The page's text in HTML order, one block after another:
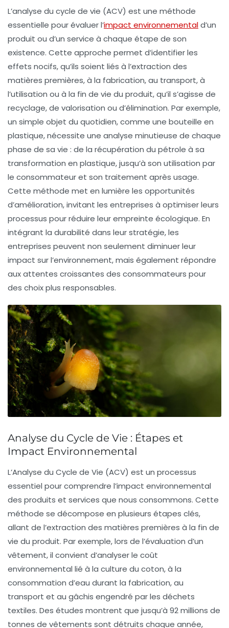
L’analyse du cycle de vie (ACV) est une méthode
essentielle pour évaluer l’impact environnementald’un
produit ou d’un service à chaque étape de son
existence. Cette approche permet d’identifier les
effets nocifs, qu’ils soient liés à l’extraction des
matières premières, à la fabrication, au transport, à
l’utilisation ou à la fin de vie du produit, qu’il s’agisse de
recyclage, de valorisation ou d’élimination. Par exemple,
un simple objet du quotidien, comme une bouteille en
plastique, nécessite une analyse minutieuse de chaque
phase de sa vie : de la récupération du pétrole à sa
transformation en plastique, jusqu’à son utilisation par
le consommateur et son traitement après usage.
Cette méthode met en lumière les opportunités
d’amélioration, invitant les entreprises à optimiser leurs
processus pour réduire leur empreinte écologique. En
intégrant la durabilité dans leur stratégie, les
entreprises peuvent non seulement diminuer leur
impact sur l’environnement, mais également répondre
aux attentes croissantes des consommateurs pour
des choix plus responsables.
Analyse du Cycle de Vie : Étapes et
Impact Environnemental
L’Analyse du Cycle de Vie (ACV) est un processus
essentiel pour comprendre l’impact environnemental
des produits et services que nous consommons. Cette
méthode se décompose en plusieurs étapes clés,
allant de l’extraction des matières premières à la fin de
vie du produit. Par exemple, lors de l’évaluation d’un
vêtement, il convient d’analyser le coût
environnemental lié à la culture du coton, à la
consommation d’eau durant la fabrication, au
transport et au gâchis engendré par les déchets
textiles. Des études montrent que jusqu’à 92 millions de
tonnes de vêtements sont détruits chaque année,